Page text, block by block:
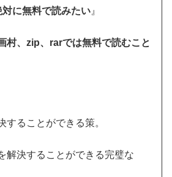
に無料で読みたい 』
村、zip、rarでは無料で読むこと
ることができる策。
決することができる完璧な